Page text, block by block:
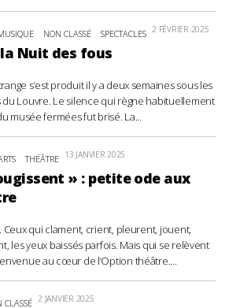
NON CLASSÉ SPECTACLES 2 FÉVRIER 2025
Nuit des fous
s’est produit il y a deux semaines sous les
Louvre. Le silence qui règne habituellement
musée fermées fut brisé. La...
THÉÂTRE 13 JANVIER 2025
» : petite ode aux
Ceux qui clament, crient, pleurent, jouent,
les yeux baissés parfois. Mais qui se relèvent
au cœur de l’Option théâtre....
CLASSÉ 2 JANVIER 2025